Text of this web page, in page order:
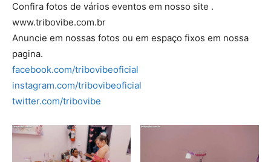
Confira fotos de vários eventos em nosso site .
www.tribovibe.com.br
Anuncie em nossas fotos ou em espaço fixos em nossa
pagina.
facebook.com/tribovibeoficial
instagram.com/tribovibeoficial
twitter.com/tribovibe